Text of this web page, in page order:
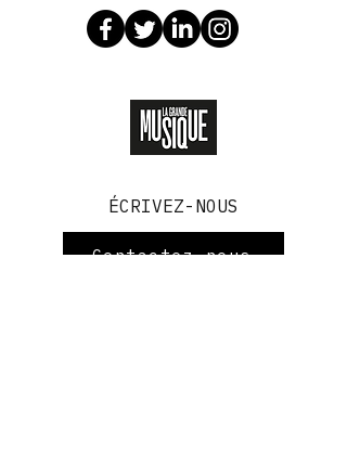
ÉCRIVEZ-NOUS
Contactez-nous